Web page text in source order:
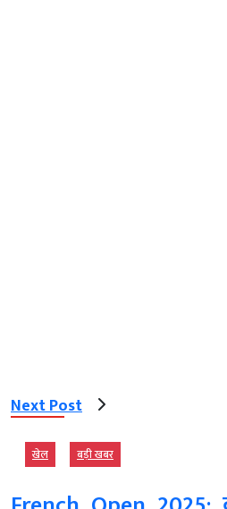
Next Post
खेल बड़ी खबर